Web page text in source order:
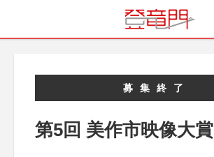
募集終了
第5回 美作市映像大賞